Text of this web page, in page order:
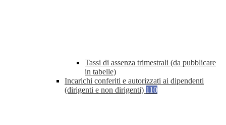
Tassi di assenza trimestrali (da pubblicare
in tabelle)
Incarichi conferiti e autorizzati ai dipendenti
(dirigenti e non dirigenti) 110